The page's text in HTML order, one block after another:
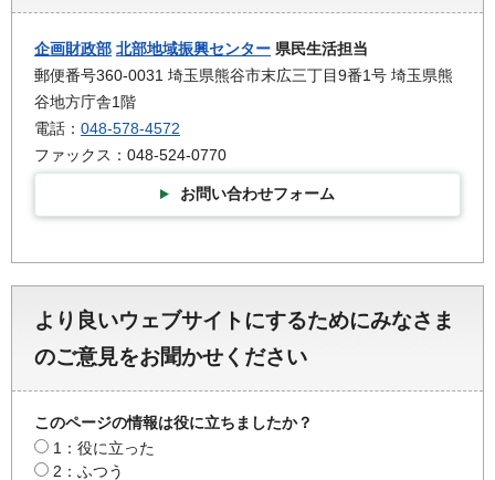
企画財政部 北部地域振興センター 県民生活担当
郵便番号360-0031 埼玉県熊谷市末広三丁目9番1号 埼玉県熊
谷地方庁舎1階
電話： 048-578-4572
ファックス：048-524-0770
お問い合わせフォーム
より良いウェブサイトにするためにみなさま
のご意見をお聞かせください
このページの情報は役に立ちましたか？
1：役に立った
2：ふつう